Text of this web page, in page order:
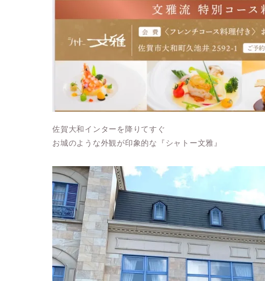
佐賀大和インターを降りてすぐ
お城のような外観が印象的な『シャトー文雅』